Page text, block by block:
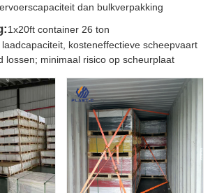
dan bulkverpakking
1x20ft container 26 ton
kosteneffectieve scheepvaart
lossen; minimaal risico op scheurplaat